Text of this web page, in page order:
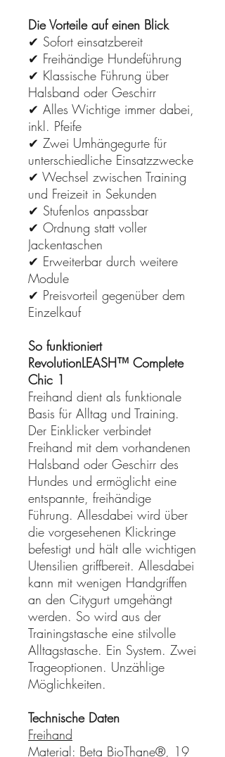
Die Vorteile auf einen Blick
✔ Sofort einsatzbereit
✔ Freihändige Hundeführung
✔ Klassische Führung über
Halsband oder Geschirr
✔ Alles Wichtige immer dabei,
inkl. Pfeife
✔ Zwei Umhängegurte für
unterschiedliche Einsatzzwecke
✔ Wechsel zwischen Training
und Freizeit in Sekunden
✔ Stufenlos anpassbar
✔ Ordnung statt voller
Jackentaschen
✔ Erweiterbar durch weitere
Module
✔ Preisvorteil gegenüber dem
Einzelkauf
So funktioniert
RevolutionLEASH™ Complete
Chic 1
Freihand dient als funktionale
Basis für Alltag und Training.
Der Einklicker verbindet
Freihand mit dem vorhandenen
Halsband oder Geschirr des
Hundes und ermöglicht eine
entspannte, freihändige
Führung. Allesdabei wird über
die vorgesehenen Klickringe
befestigt und hält alle wichtigen
Utensilien griffbereit. Allesdabei
kann mit wenigen Handgriffen
an den Citygurt umgehängt
werden. So wird aus der
Trainingstasche eine stilvolle
Alltagstasche. Ein System. Zwei
Trageoptionen. Unzählige
Möglichkeiten.
Technische Daten
Freihand
Material: Beta BioThane®, 19